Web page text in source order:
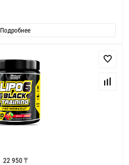
Подробнее
22 950 ₸